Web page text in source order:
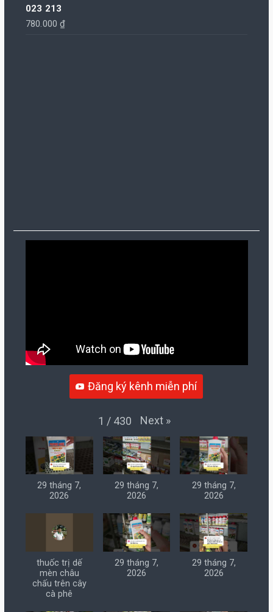
023 213
780.000₫
Đăng ký kênh miễn phí
1 / 430 Next »
29 tháng 7,
2026
29 tháng 7,
2026
29 tháng 7,
2026
thuốc trị dế
mèn châu
chấu trên cây
cà phê
29 tháng 7,
2026
29 tháng 7,
2026